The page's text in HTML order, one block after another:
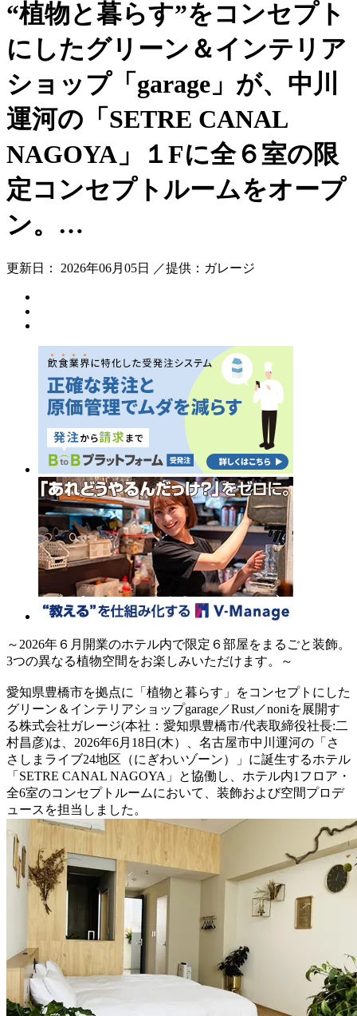
“植物と暮らす”をコンセプト
にしたグリーン＆インテリア
ショップ「garage」が、中川
運河の「SETRE CANAL
NAGOYA」１Fに全６室の限
定コンセプトルームをオープ
ン。…
更新日： 2026年06月05日 ／提供：ガレージ
～2026年６月開業のホテル内で限定６部屋をまるごと装飾。
3つの異なる植物空間をお楽しみいただけます。～
愛知県豊橋市を拠点に「植物と暮らす」をコンセプトにした
グリーン＆インテリアショップgarage／Rust／noniを展開す
る株式会社ガレージ(本社：愛知県豊橋市/代表取締役社長:二
村昌彦)は、2026年6月18日(木）、名古屋市中川運河の「さ
さしまライブ24地区（にぎわいゾーン）」に誕生するホテル
「SETRE CANAL NAGOYA」と協働し、ホテル内1フロア・
全6室のコンセプトルームにおいて、装飾および空間プロデ
ュースを担当しました。